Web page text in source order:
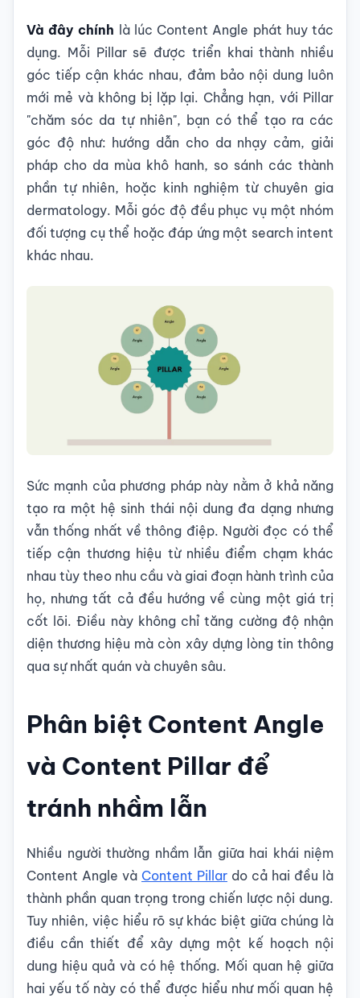
Và đây chính là lúc Content Angle phát huy tác
dụng. Mỗi Pillar sẽ được triển khai thành nhiều
góc tiếp cận khác nhau, đảm bảo nội dung luôn
mới mẻ và không bị lặp lại. Chẳng hạn, với Pillar
"chăm sóc da tự nhiên", bạn có thể tạo ra các
góc độ như: hướng dẫn cho da nhạy cảm, giải
pháp cho da mùa khô hanh, so sánh các thành
phần tự nhiên, hoặc kinh nghiệm từ chuyên gia
dermatology. Mỗi góc độ đều phục vụ một nhóm
đối tượng cụ thể hoặc đáp ứng một search intent
khác nhau.
Sức mạnh của phương pháp này nằm ở khả năng
tạo ra một hệ sinh thái nội dung đa dạng nhưng
vẫn thống nhất về thông điệp. Người đọc có thể
tiếp cận thương hiệu từ nhiều điểm chạm khác
nhau tùy theo nhu cầu và giai đoạn hành trình của
họ, nhưng tất cả đều hướng về cùng một giá trị
cốt lõi. Điều này không chỉ tăng cường độ nhận
diện thương hiệu mà còn xây dựng lòng tin thông
qua sự nhất quán và chuyên sâu.
Phân biệt Content Angle
và Content Pillar để
tránh nhầm lẫn
Nhiều người thường nhầm lẫn giữa hai khái niệm
Content Angle và Content Pillar do cả hai đều là
thành phần quan trọng trong chiến lược nội dung.
Tuy nhiên, việc hiểu rõ sự khác biệt giữa chúng là
điều cần thiết để xây dựng một kế hoạch nội
dung hiệu quả và có hệ thống. Mối quan hệ giữa
hai yếu tố này có thể được hiểu như mối quan hệ